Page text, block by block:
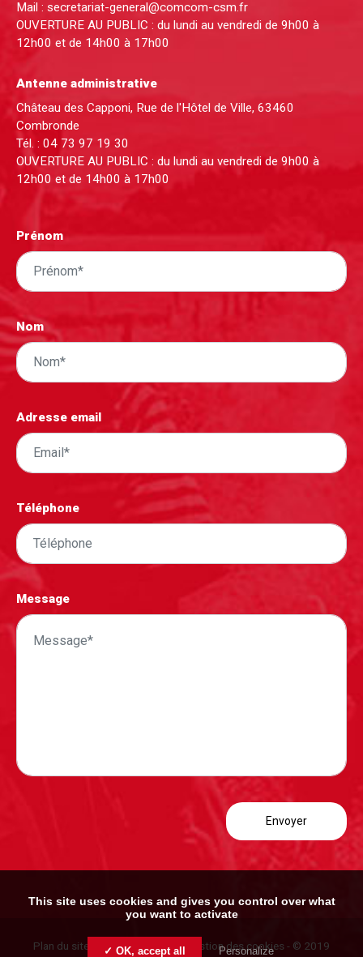
Mail : secretariat-general@comcom-csm.fr
OUVERTURE AU PUBLIC : du lundi au vendredi de 9h00 à
12h00 et de 14h00 à 17h00
Antenne administrative
Château des Capponi, Rue de l'Hôtel de Ville, 63460
Combronde
Tél. : 04 73 97 19 30
OUVERTURE AU PUBLIC : du lundi au vendredi de 9h00 à
12h00 et de 14h00 à 17h00
Prénom
Nom
Adresse email
Téléphone
Message
Plan du site Mentions légales - Gestion des cookies - © 2019
This site uses cookies and gives you control over what
you want to activate
✓ OK, accept all Personalize